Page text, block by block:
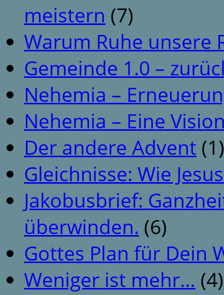
meistern (7)
Warum Ruhe unsere
Gemeinde 1.0 –
Nehemia –
Nehemia – Eine
Der andere Advent (1)
Gleichnisse: Wie
Jakobusbrief:
überwinden. (6)
Gottes Plan für Dein
Weniger ist mehr… (4)